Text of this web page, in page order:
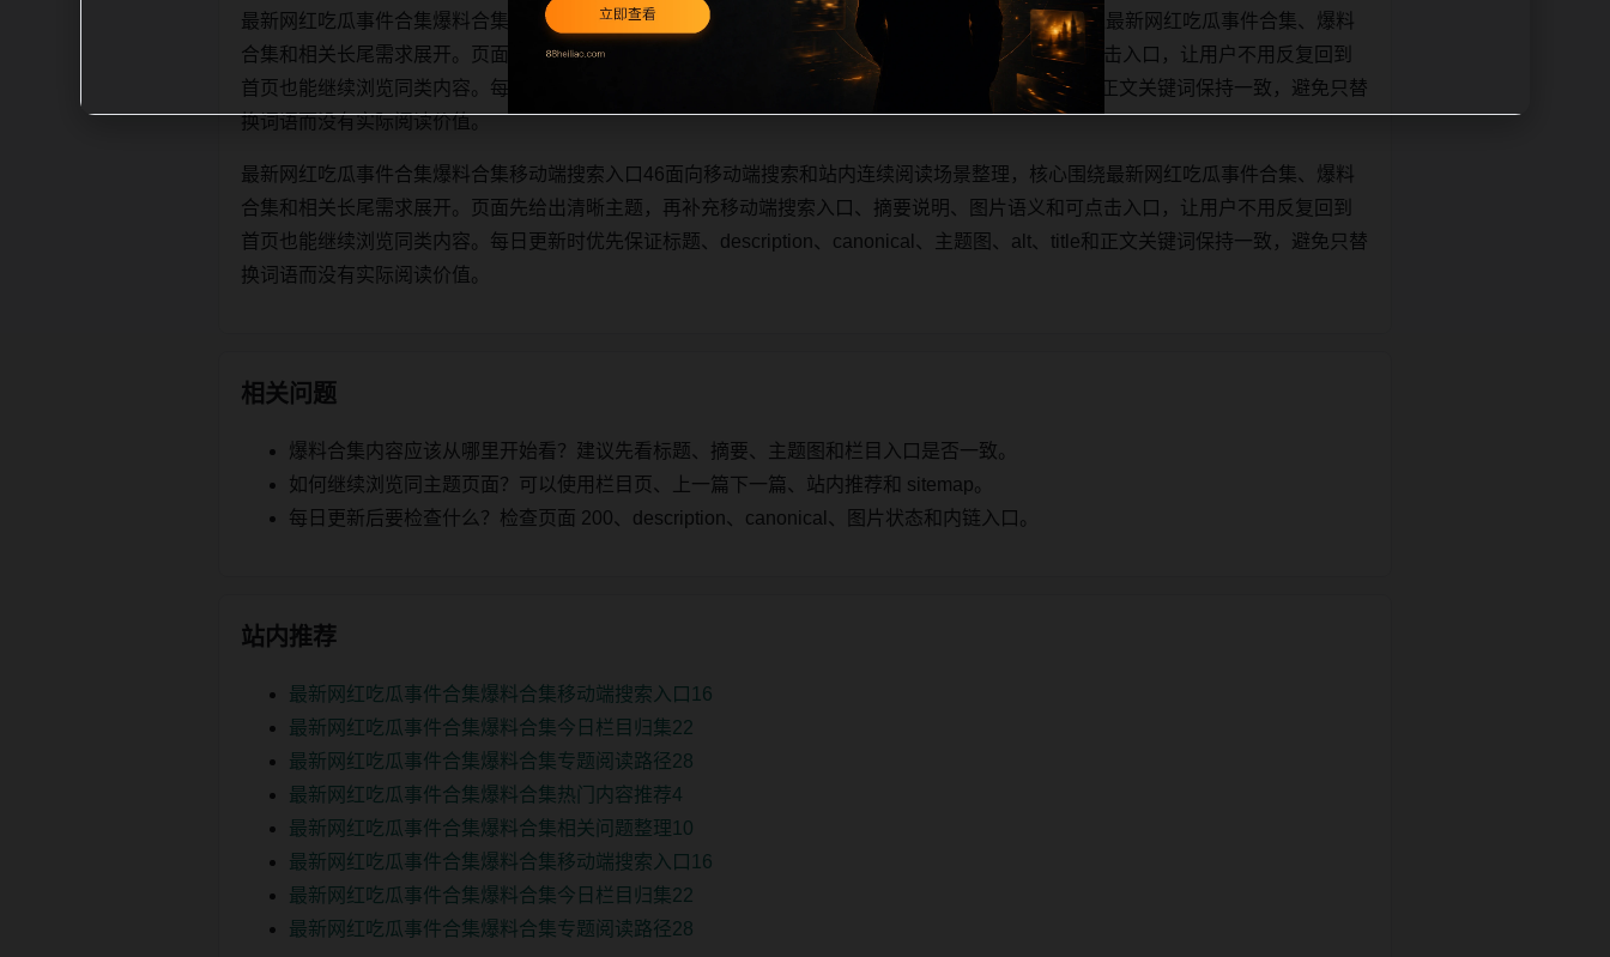
最新网红吃瓜事件合集爆料合集移动端搜索入口46面向移动端搜索和站内连续阅读场景整理，核心围绕最新网红吃瓜事件合集、爆料
合集和相关长尾需求展开。页面先给出清晰主题，再补充移动端搜索入口、摘要说明、图片语义和可点击入口，让用户不用反复回到
首页也能继续浏览同类内容。每日更新时优先保证标题、description、canonical、主题图、alt、title和正文关键词保持一致，避免只替
换词语而没有实际阅读价值。
最新网红吃瓜事件合集爆料合集移动端搜索入口46面向移动端搜索和站内连续阅读场景整理，核心围绕最新网红吃瓜事件合集、爆料
合集和相关长尾需求展开。页面先给出清晰主题，再补充移动端搜索入口、摘要说明、图片语义和可点击入口，让用户不用反复回到
首页也能继续浏览同类内容。每日更新时优先保证标题、description、canonical、主题图、alt、title和正文关键词保持一致，避免只替
换词语而没有实际阅读价值。
相关问题
爆料合集内容应该从哪里开始看？建议先看标题、摘要、主题图和栏目入口是否一致。
如何继续浏览同主题页面？可以使用栏目页、上一篇下一篇、站内推荐和 sitemap。
每日更新后要检查什么？检查页面 200、description、canonical、图片状态和内链入口。
站内推荐
最新网红吃瓜事件合集爆料合集移动端搜索入口16
最新网红吃瓜事件合集爆料合集今日栏目归集22
最新网红吃瓜事件合集爆料合集专题阅读路径28
最新网红吃瓜事件合集爆料合集热门内容推荐4
最新网红吃瓜事件合集爆料合集相关问题整理10
最新网红吃瓜事件合集爆料合集移动端搜索入口16
最新网红吃瓜事件合集爆料合集今日栏目归集22
最新网红吃瓜事件合集爆料合集专题阅读路径28